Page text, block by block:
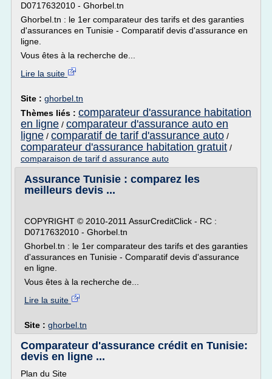
D0717632010 - Ghorbel.tn
Ghorbel.tn : le 1er comparateur des tarifs et des garanties
d'assurances en Tunisie - Comparatif devis d'assurance en
ligne.
Vous êtes à la recherche de...
Lire la suite
Site : ghorbel.tn
Thèmes liés : comparateur d'assurance habitation
en ligne / comparateur d'assurance auto en
ligne / comparatif de tarif d'assurance auto /
comparateur d'assurance habitation gratuit /
comparaison de tarif d assurance auto
Assurance Tunisie : comparez les
meilleurs devis ...
COPYRIGHT © 2010-2011 AssurCreditClick - RC :
D0717632010 - Ghorbel.tn
Ghorbel.tn : le 1er comparateur des tarifs et des garanties
d'assurances en Tunisie - Comparatif devis d'assurance
en ligne.
Vous êtes à la recherche de...
Lire la suite
Site : ghorbel.tn
Comparateur d'assurance crédit en Tunisie:
devis en ligne ...
Plan du Site